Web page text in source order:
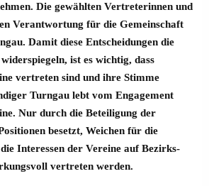
Die gewählten Vertreterinnen und
Verantwortung für die Gemeinschaft
Damit diese Entscheidungen die
ist es wichtig, dass
vertreten sind und ihre Stimme
Turngau lebt vom Engagement
Nur durch die Beteiligung der
besetzt, Weichen für die
Interessen der Vereine auf Bezirks-
vertreten werden.